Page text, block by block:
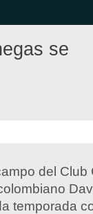
se
del Club
temporada